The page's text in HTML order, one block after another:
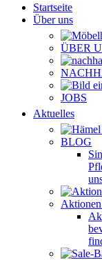
Startseite
Über uns
ÜBER
JOBS
Aktuelles
BLOG